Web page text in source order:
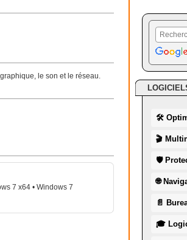
le son et le réseau.
7 x64 • Windows 7
🛠
🎬
🛡
🌐
📄
🎓